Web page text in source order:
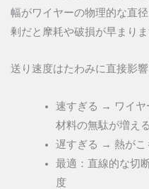
幅がワイヤーの物理的な直
剰だと摩耗や破損が早まり
送り速度はたわみに直接影響
速すぎる → ワイ
材料の無駄が増える
遅すぎる → 熱がこ
最適：直線的な切
度